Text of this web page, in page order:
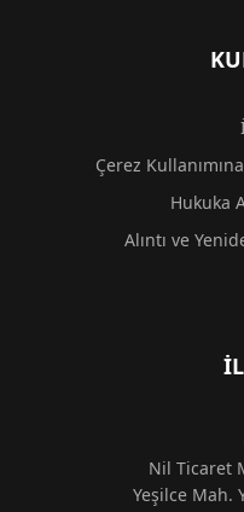
Çerez
Hukuka
Alıntı ve
Nil Ticaret
Yeşilce Mah.